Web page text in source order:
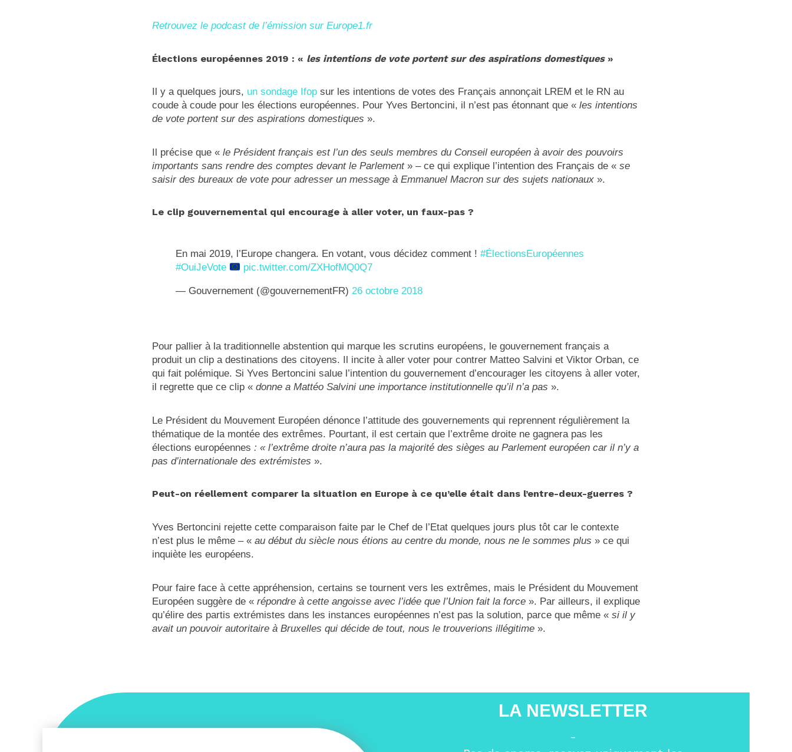
Retrouvez le podcast de l’émission sur Europe1.fr
Élections européennes 2019 : « les intentions de vote portent sur des aspirations domestiques»
Il y a quelques jours, un sondage Ifop sur les intentions de votes des Français annonçait LREM et le RN au
coude à coude pour les élections européennes. Pour Yves Bertoncini, il n’est pas étonnant que « les intentions
de vote portent sur des aspirations domestiques ».
Il précise que « le Président français est l’un des seuls membres du Conseil européen à avoir des pouvoirs
importants sans rendre des comptes devant le Parlement» – ce qui explique l’intention des Français de « se
saisir des bureaux de vote pour adresser un message à Emmanuel Macron sur des sujets nationaux ».
Le clip gouvernemental qui encourage à aller voter, un faux-pas ?
En mai 2019, l’Europe changera. En votant, vous décidez comment ! #ÉlectionsEuropéennes
#OuiJeVote
pic.twitter.com/ZXHofMQ0Q7
— Gouvernement (@gouvernementFR) 26 octobre 2018
Pour pallier à la traditionnelle abstention qui marque les scrutins européens, le gouvernement français a
produit un clip a destinations des citoyens. Il incite à aller voter pour contrer Matteo Salvini et Viktor Orban, ce
qui fait polémique. Si Yves Bertoncini salue l’intention du gouvernement d’encourager les citoyens à aller voter,
il regrette que ce clip « donne a Mattéo Salvini une importance institutionnelle qu’il n’a pas ».
Le Président du Mouvement Européen dénonce l’attitude des gouvernements qui reprennent régulièrement la
thématique de la montée des extrêmes. Pourtant, il est certain que l’extrême droite ne gagnera pas les
élections européennes : « l’extrême droite n’aura pas la majorité des sièges au Parlement européen car il n’y a
pas d’internationale des extrémistes ».
Peut-on réellement comparer la situation en Europe à ce qu’elle était dans l’entre-deux-guerres ?
Yves Bertoncini rejette cette comparaison faite par le Chef de l’Etat quelques jours plus tôt car le contexte
n’est plus le même – « au début du siècle nous étions au centre du monde, nous ne le sommes plus » ce qui
inquiète les européens.
Pour faire face à cette appréhension, certains se tournent vers les extrêmes, mais le Président du Mouvement
Européen suggère de « répondre à cette angoisse avec l’idée que l’Union fait la force ». Par ailleurs, il explique
qu’élire des partis extrémistes dans les instances européennes n’est pas la solution, parce que même « si il y
avait un pouvoir autoritaire à Bruxelles qui décide de tout, nous le trouverions illégitime ».
LA NEWSLETTER
-